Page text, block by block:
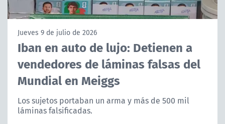
ACTUALIDAD Y TENDENCIAS
CORPORATIVO Y TRANSPARENCIA
CANAL DE DENUNCIAS
Jueves 9 de julio de 2026
Iban en auto de lujo: Detienen a
vendedores de láminas falsas del
Mundial en Meiggs
Los sujetos portaban un arma y más de 500 mil
láminas falsificadas.